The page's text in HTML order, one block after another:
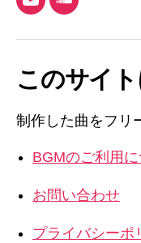
YouTubeSoundCloud
このサイ
制作した曲をフリ
BGMのご利用
お問い合わせ
プライバシーポ